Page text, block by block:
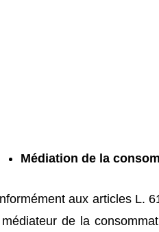
Médiation de la
aux articles L.
de la